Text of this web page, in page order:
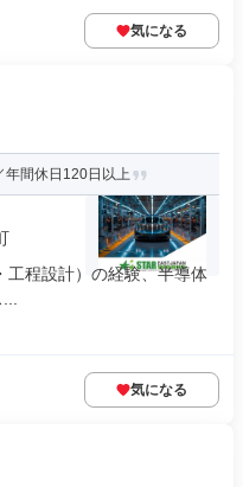
気になる
年間休日120日以上
工程設計）の経験、半導体
気になる